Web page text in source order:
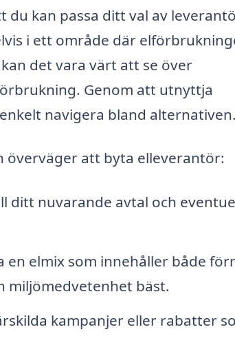
du kan passa ditt val av
i ett område där
det vara värt att se över
Genom att utnyttja
navigera bland
överväger att byta elleverantör:
ditt nuvarande avtal och
en elmix som innehåller både
miljömedvetenhet bäst.
kampanjer eller rabatter